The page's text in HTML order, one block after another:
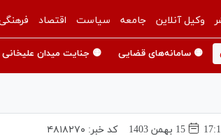
وکیل آنلاین جامعه سیاست اقتصاد
🟡 سامانه‌های قضایی 🟡 جنایت میدان
15 بهمن 1403 کد خبر: ۴۸۱۸۲۷۰